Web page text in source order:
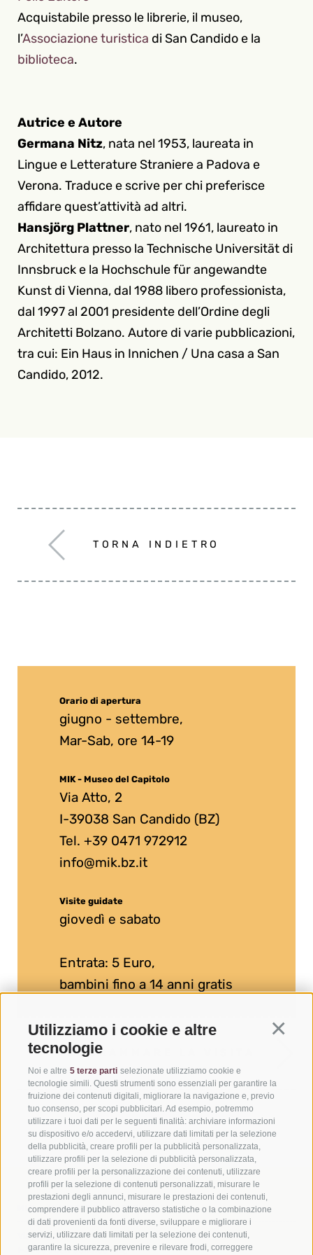
Utilizziamo i cookie e altre
tecnologie
Noi e altre 5 terze parti selezionate utilizziamo cookie e
tecnologie simili. Questi strumenti sono essenziali per garantire la
fruizione dei contenuti digitali, migliorare la navigazione e, previo
tuo consenso, per scopi pubblicitari. Ad esempio, potremmo
utilizzare i tuoi dati per le seguenti finalità: archiviare informazioni
su dispositivo e/o accedervi, utilizzare dati limitati per la selezione
della pubblicità, creare profili per la pubblicità personalizzata,
utilizzare profili per la selezione di pubblicità personalizzata,
creare profili per la personalizzazione dei contenuti, utilizzare
profili per la selezione di contenuti personalizzati, misurare le
prestazioni degli annunci, misurare le prestazioni dei contenuti,
comprendere il pubblico attraverso statistiche o la combinazione
di dati provenienti da fonti diverse, sviluppare e migliorare i
servizi, utilizzare dati limitati per la selezione dei contenuti,
garantire la sicurezza, prevenire e rilevare frodi, correggere
Acquistabile presso le librerie, il museo,
l’Associazione turistica di San Candido e la
biblioteca.
Autrice e Autore
Germana Nitz, nata nel 1953, laureata in
Lingue e Letterature Straniere a Padova e
Verona. Traduce e scrive per chi preferisce
affidare quest’attività ad altri.
Hansjörg Plattner, nato nel 1961, laureato in
Architettura presso la Technische Universität di
Innsbruck e la Hochschule für angewandte
Kunst di Vienna, dal 1988 libero professionista,
dal 1997 al 2001 presidente dell’Ordine degli
Architetti Bolzano. Autore di varie pubblicazioni,
tra cui: Ein Haus in Innichen / Una casa a San
Candido, 2012.
TORNA INDIETRO
Orario di apertura
giugno - settembre,
Mar-Sab, ore 14-19
MIK - Museo del Capitolo
Via Atto, 2
I-39038 San Candido (BZ)
Tel. +39 0471 972912
info@mik.bz.it
Visite guidate
giovedì e sabato
Entrata: 5 Euro,
bambini fino a 14 anni gratis
PROGRAMMARE LA VISITA
MIK - MUSEO DEL CAPITOLO
Via Atto, 2
I-39038 San Candido (BZ)